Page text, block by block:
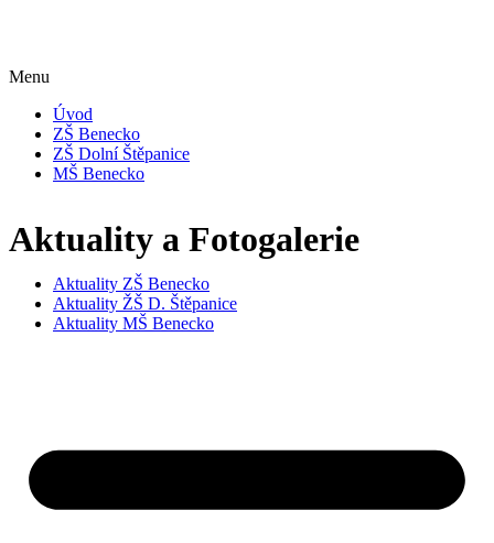
Menu
Úvod
ZŠ Benecko
ZŠ Dolní Štěpanice
MŠ Benecko
Aktuality a Fotogalerie
Aktuality ZŠ Benecko
Aktuality ŽŠ D. Štěpanice
Aktuality MŠ Benecko